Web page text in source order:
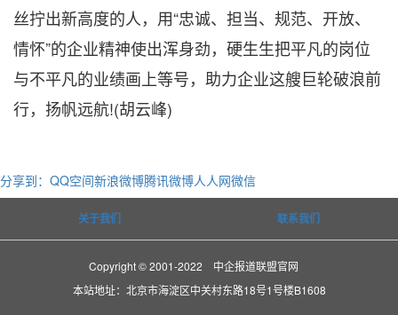
丝拧出新高度的人，用“忠诚、担当、规范、开放、
情怀”的企业精神使出浑身劲，硬生生把平凡的岗位
与不平凡的业绩画上等号，助力企业这艘巨轮破浪前
行，扬帆远航!(胡云峰)
分享到： QQ空间新浪微博腾讯微博人人网微信
关于我们 联系我们
Copyright © 2001-2022 中企报道联盟官网
本站地址：北京市海淀区中关村东路18号1号楼B1608